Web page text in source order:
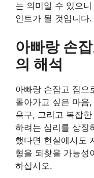
는 의미일 수 있으
인트가 될 것입니다.
아빠랑 손
의 해석
아빠랑 손잡고 집으
돌아가고 싶은 마음
욕구, 그리고 복잡
하려는 심리를 상징
했다면 현실에서도
형을 되찾을 가능성
하십시오.